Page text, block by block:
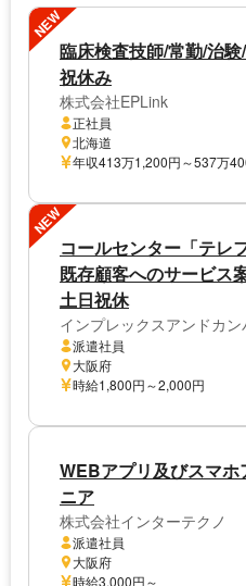
NEW
臨床検査技師/常勤/治
祝休み
株式会社EPLink
正社員
北海道
年収413万1,200円～537万
NEW
コールセンター「テレ
既存顧客へのサービス
土日祝休
インプレックスアンドカ
派遣社員
大阪府
時給1,800円～2,000円
WEBアプリ及びスマ
ニア
株式会社インターテクノ
派遣社員
大阪府
時給3,000円～